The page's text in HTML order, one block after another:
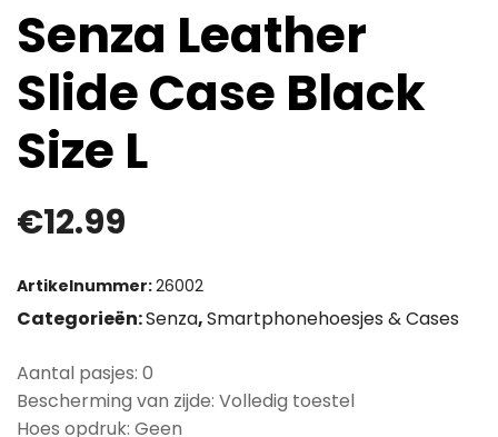
Senza Leather
Slide Case Black
Size L
€12.99
Artikelnummer:26002
Categorieën:Senza,Smartphonehoesjes & Cases
Aantal pasjes: 0
Bescherming van zijde: Volledig toestel
Hoes opdruk: Geen